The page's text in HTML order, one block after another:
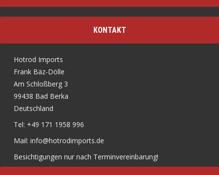
KONTAKT
Hotrod Imports
Frank Bäz-Dölle
Am Schloßberg 3
99438 Bad Berka
Deutschland
Tel: +49 171 1958 996
Mail: info@hotrodimports.de
Besichtigungen nur nach Terminvereinbarung!